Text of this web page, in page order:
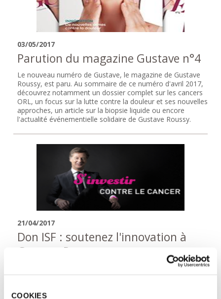
COOKIES
03/05/2017
Parution du magazine Gustave n°4
Le nouveau numéro de Gustave, le magazine de Gustave
Roussy, est paru. Au sommaire de ce numéro d'avril 2017,
découvrez notamment un dossier complet sur les cancers
ORL, un focus sur la lutte contre la douleur et ses nouvelles
approches, un article sur la biopsie liquide ou encore
l'actualité événementielle solidaire de Gustave Roussy.
21/04/2017
Don ISF : soutenez l'innovation à
Gustave Roussy
Soutenez Gustave Roussy en versant votre impôt sur la